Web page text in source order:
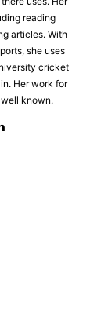
reading
articles. With
she uses
cricket
Her work for
known.